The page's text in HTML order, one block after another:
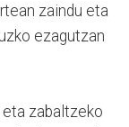
zaindu eta
ezagutzan
eta zabaltzeko